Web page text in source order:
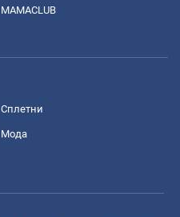
MAMACLUB
Сплетни
Мода